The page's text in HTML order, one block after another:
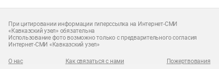
При цитировании информации гиперссылка на Интернет-СМИ
«Кавказский узел» обязательна
Использование фото возможно только с предварительного согласия
Интернет-СМИ «Кавказский узел»
О нас Как связаться с нами Пожертвования